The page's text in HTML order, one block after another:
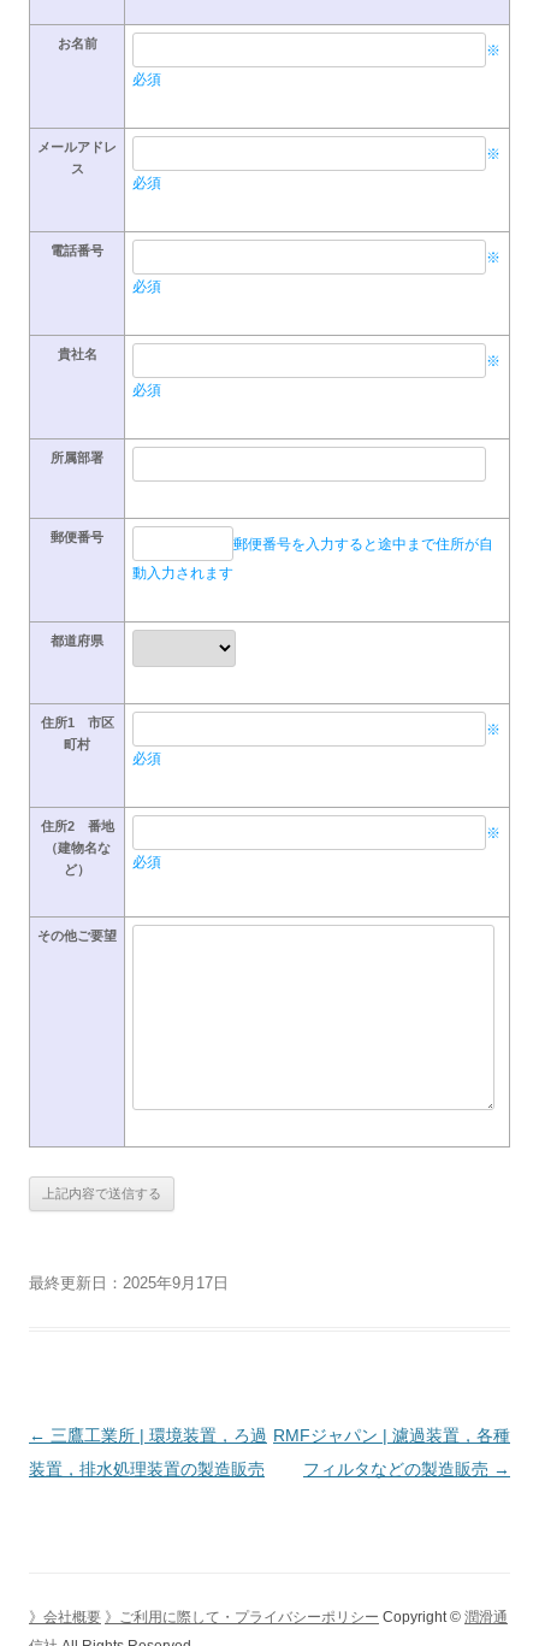
お名前
※
必須
メールアドレ
ス
※
必須
電話番号
※
必須
貴社名
※
必須
所属部署
郵便番号
郵便番号を入力すると途中まで住所が自
動入力されます
都道府県
住所1 市区
町村
※
必須
住所2 番地
（建物名な
ど）
※
必須
その他ご要望
最終更新日：2025年9月17日
投
稿
シ
← 三鷹工業所 | 環境装置，ろ過
装置，排水処理装置の製造販売
RMFジャパン | 濾過装置，各種
フィルタなどの製造販売 →
》会社概要 》ご利用に際して・プライバシーポリシー Copyright © 潤滑通